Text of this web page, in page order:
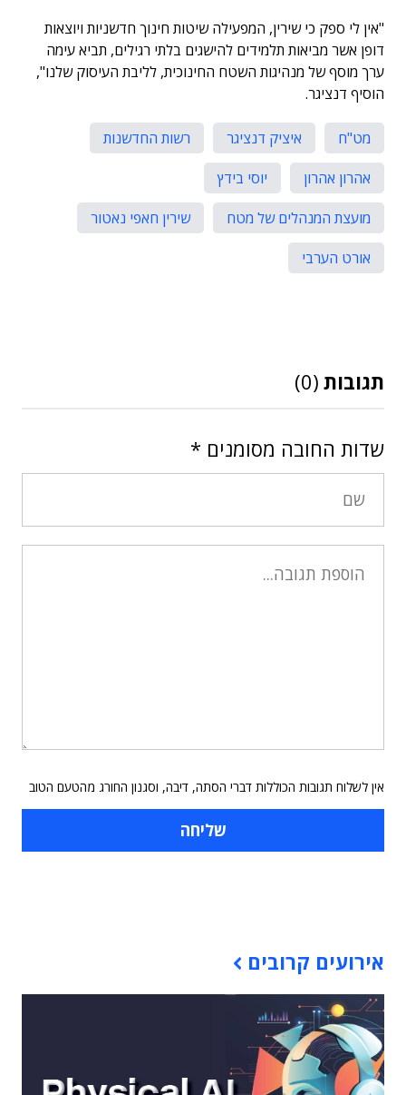
"אין לי ספק כי שירין, המפעילה שיטות חינוך חדשניות ויוצאות
דופן אשר מביאות תלמידים להישגים בלתי רגילים, תביא עימה
ערך מוסף של מנהיגות השטח החינוכית, לליבת העיסוק שלנו",
הוסיף דנציגר.
מט"ח איציק דנציגר
רשות החדשנות
אהרון אהרון
יוסי בידץ
מועצת המנהלים של מטח
שירין חאפי נאטור
אורט הערבי
תגובות (0)
שדות החובה מסומנים *
אין לשלוח תגובות הכוללות דברי הסתה, דיבה, וסגנון החורג מהטעם הטוב
אירועים קרובים